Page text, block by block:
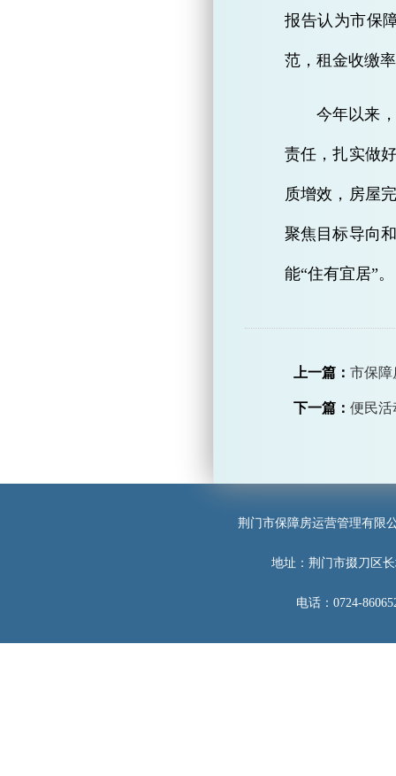
报告认为市保
范，租金收缴
今年以来
责任，扎实做
质增效，房屋
聚焦目标导向
能“住有宜居”。
上一篇： 市保障
下一篇： 便民活
荆门市保障房运营管理有限
地址：荆门市掇刀区
电话：0724-